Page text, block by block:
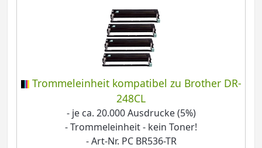
Trommeleinheit kompatibel zu Brother DR-
248CL
- je ca. 20.000 Ausdrucke (5%)
- Trommeleinheit - kein Toner!
- Art-Nr. PC BR536-TR